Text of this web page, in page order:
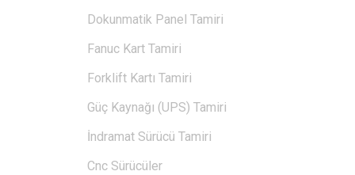
Dokunmatik Panel Tamiri
Fanuc Kart Tamiri
Forklift Kartı Tamiri
Güç Kaynağı (UPS) Tamiri
İndramat Sürücü Tamiri
Cnc Sürücüler